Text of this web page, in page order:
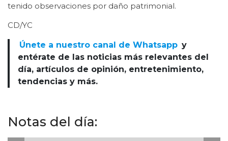
tenido observaciones por daño patrimonial.
CD/YC
Únete a nuestro canal de Whatsapp y
entérate de las noticias más relevantes del
día, artículos de opinión, entretenimiento,
tendencias y más.
Notas del día: